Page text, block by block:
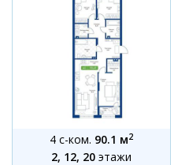
4 с-ком. 90.1 м2
2, 12, 20 этажи